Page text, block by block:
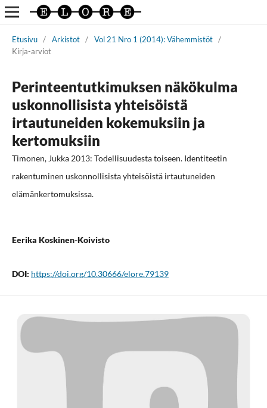
Etusivu / Arkistot / Vol 21 Nro 1 (2014): Vähemmistöt /
Kirja-arviot
Perinteentutkimuksen näkökulma
uskonnollisista yhteisöistä
irtautuneiden kokemuksiin ja
kertomuksiin
Timonen, Jukka 2013: Todellisuudesta toiseen. Identiteetin
rakentuminen uskonnollisista yhteisöistä irtautuneiden
elämänkertomuksissa.
Eerika Koskinen-Koivisto
DOI: https://doi.org/10.30666/elore.79139